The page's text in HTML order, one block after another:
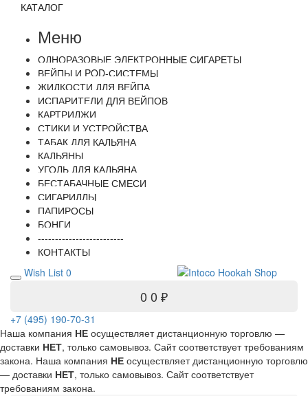
КАТАЛОГ
Меню
ОДНОРАЗОВЫЕ ЭЛЕКТРОННЫЕ СИГАРЕТЫ
ВЕЙПЫ И POD-СИСТЕМЫ
ЖИДКОСТИ ДЛЯ ВЕЙПА
ИСПАРИТЕЛИ ДЛЯ ВЕЙПОВ
КАРТРИДЖИ
СТИКИ И УСТРОЙСТВА
ТАБАК ДЛЯ КАЛЬЯНА
КАЛЬЯНЫ
УГОЛЬ ДЛЯ КАЛЬЯНА
БЕСТАБАЧНЫЕ СМЕСИ
СИГАРИЛЛЫ
ПАПИРОСЫ
БОНГИ
-------------------------
КОНТАКТЫ
Wish List 0
0 0 ₽
+7 (495) 190-70-31
Наша компания НЕ осуществляет дистанционную торговлю —
доставки НЕТ, только самовывоз. Сайт соответствует требованиям
закона. Наша компания НЕ осуществляет дистанционную торговлю
— доставки НЕТ, только самовывоз. Сайт соответствует
требованиям закона.